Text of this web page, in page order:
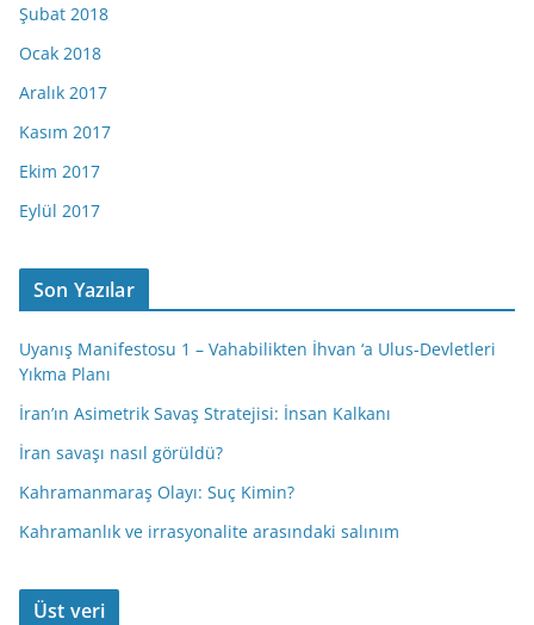
Şubat 2018
Ocak 2018
Aralık 2017
Kasım 2017
Ekim 2017
Eylül 2017
Son Yazılar
Uyanış Manifestosu 1 – Vahabilikten İhvan ‘a Ulus-Devletleri
Yıkma Planı
İran’ın Asimetrik Savaş Stratejisi: İnsan Kalkanı
İran savaşı nasıl görüldü?
Kahramanmaraş Olayı: Suç Kimin?
Kahramanlık ve irrasyonalite arasındaki salınım
Üst veri